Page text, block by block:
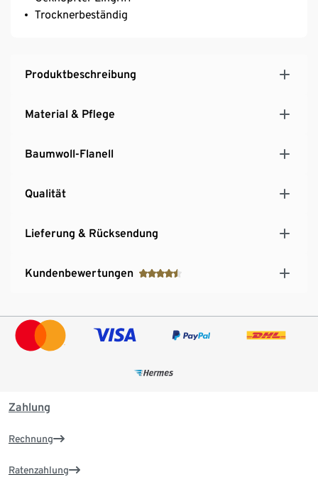
Trocknerbeständig
Produktbeschreibung
Material & Pflege
Baumwoll-Flanell
Qualität
Lieferung & Rücksendung
Kundenbewertungen
Zahlung
Rechnung
Ratenzahlung